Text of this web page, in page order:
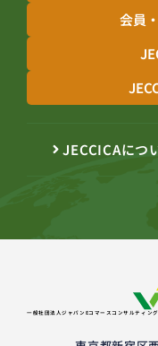
会員
JECCICAにつ
一般社団法人ジャパンEコマースコンサルティン